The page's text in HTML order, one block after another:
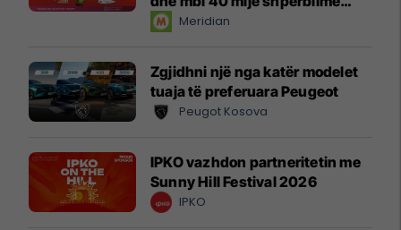
instant!Meridian
Zgjidhni një nga katër modelet
tuaja të preferuara Peugeot
Peugot Kosova
IPKO vazhdon partneritetin me
Sunny Hill Festival 2026
IPKO